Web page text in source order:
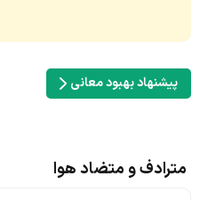
پیشنهاد بهبود معانی
مترادف و متضاد هوا